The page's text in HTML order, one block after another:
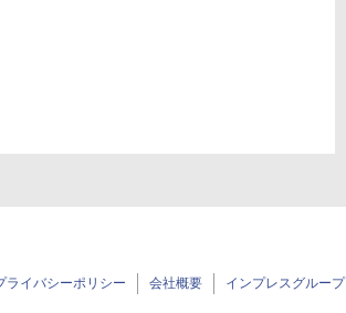
ライバシーポリシー 会社概要 インプレスグループ